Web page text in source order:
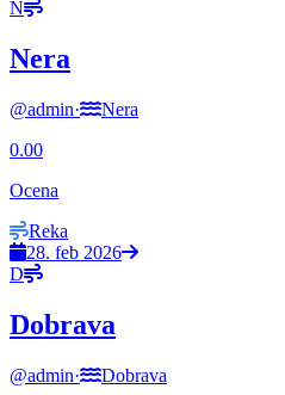
N
Nera
@admin·
Nera
0.00
Ocena
Reka
28. feb 2026
D
Dobrava
@admin·
Dobrava